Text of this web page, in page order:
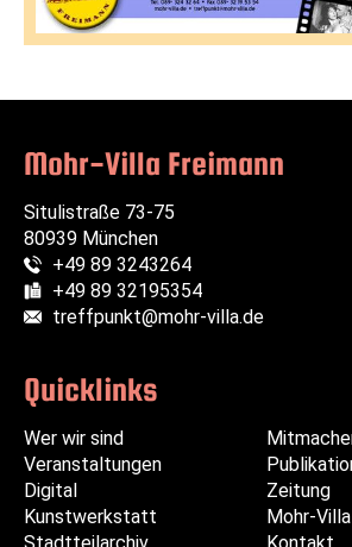
Mohr-Villa Freimann
Situlistraße 73-75
80939 München
Telefon:
+49 89 3243264
Fax:
+49 89 32195354
E-Mail:
treffpunkt@mohr-villa.de
Quicklinks
überspringen
Wer wir sind
Veranstaltungen
Digital
Kunstwerkstatt
Stadtteilarchiv
überspringen
Zeitung
Mohr-
Kontakt